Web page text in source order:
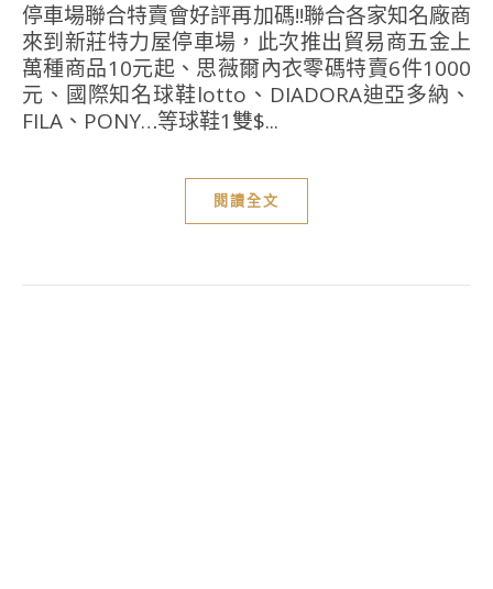
停車場聯合特賣會好評再加碼!!聯合各家知名廠商
來到新莊特力屋停車場，此次推出貿易商五金上
萬種商品10元起、思薇爾內衣零碼特賣6件1000
元、國際知名球鞋lotto、DIADORA迪亞多納、
FILA、PONY…等球鞋1雙$...
閱讀全文